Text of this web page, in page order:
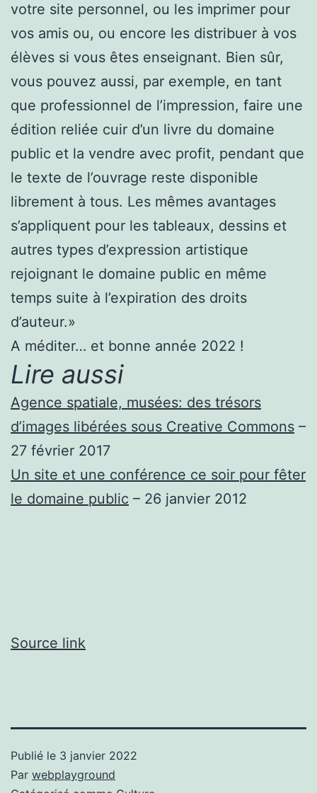
votre site personnel, ou les imprimer pour
vos amis ou, ou encore les distribuer à vos
élèves si vous êtes enseignant. Bien sûr,
vous pouvez aussi, par exemple, en tant
que professionnel de l’impression, faire une
édition reliée cuir d’un livre du domaine
public et la vendre avec profit, pendant que
le texte de l’ouvrage reste disponible
librement à tous. Les mêmes avantages
s’appliquent pour les tableaux, dessins et
autres types d’expression artistique
rejoignant le domaine public en même
temps suite à l’expiration des droits
d’auteur.»
A méditer… et bonne année 2022 !
Lire aussi
Agence spatiale, musées: des trésors
d’images libérées sous Creative Commons –
27 février 2017
Un site et une conférence ce soir pour fêter
le domaine public – 26 janvier 2012
Source link
Publié le 3 janvier 2022
Par webplayground